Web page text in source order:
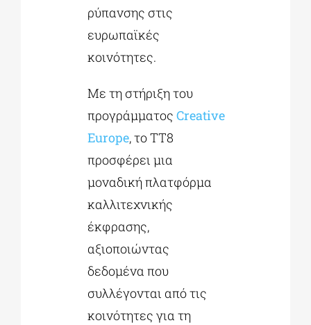
ρύπανσης στις
ευρωπαϊκές
κοινότητες.
Με τη στήριξη του
προγράμματος Creative
Europe, το TT8
προσφέρει μια
μοναδική πλατφόρμα
καλλιτεχνικής
έκφρασης,
αξιοποιώντας
δεδομένα που
συλλέγονται από τις
κοινότητες για τη